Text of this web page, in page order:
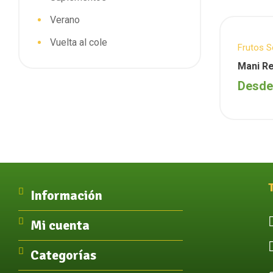
Frutos
Mani
Verano
Vuelta al cole
Información
Mi cuenta
Categorías